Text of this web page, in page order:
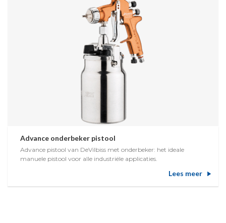
Advance onderbeker pistool
Advance pistool van DeVilbiss met onderbeker: het ideale
manuele pistool voor alle industriële applicaties.
Lees meer